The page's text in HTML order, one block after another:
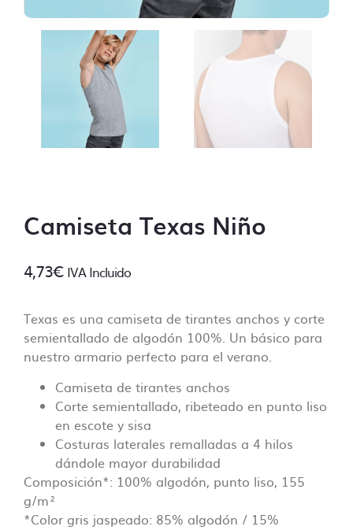
Camiseta Texas Niño
4,73€ IVA Incluido
Texas es una camiseta de tirantes anchos y corte
semientallado de algodón 100%. Un básico para
nuestro armario perfecto para el verano.
Camiseta de tirantes anchos
Corte semientallado, ribeteado en punto liso
en escote y sisa
Costuras laterales remalladas a 4 hilos
dándole mayor durabilidad
Composición*: 100% algodón, punto liso, 155
g/m²
*Color gris jaspeado: 85% algodón / 15%
Control de archivos
Al realizar tu pedido de personalización te
pediremos que subas los archivos
¿En que consiste la revisión básica?
asegurandose de que todo está ok antes de
Algunos de los puntos de control incluyen:
– Control de las dimensiones correctas
– Control de resolución mínima (no inferior a
70 Dpi).
– Control de fuentes incorporadas.
– Control de colores PANTONE, siempre y
cuando se especifique en el pedido. En caso
contrario no se lleva a cabo ese control.
– Controlar que no falte ningún archivo y
que esté clara la ubicación de cada
impresión.